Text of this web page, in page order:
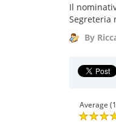
Il
Segreteria
By
Average